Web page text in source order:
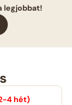
legjobbat!
4 hét)